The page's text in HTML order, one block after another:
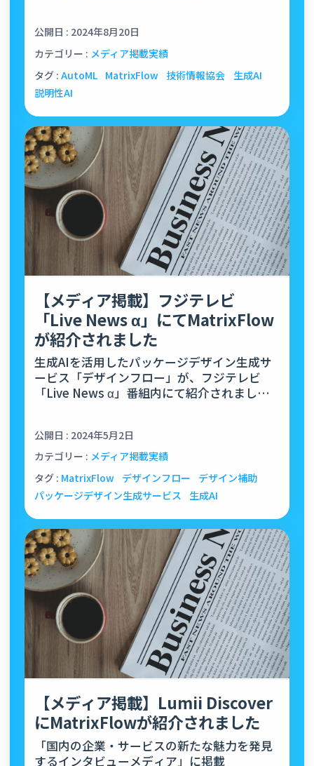
公開日 : 2024年8月20日
カテゴリー : メディア掲載実績
タグ : AutoML MatrixFlow 技術情報協会
生成AI
説明性AI
【メディア掲載】フジテレビ
「Live News α」にてMatrixFlow
が紹介されました
生成AIを活用したパッケージデザイン生成サ
ービス「デザインフロー」が、フジテレビ
「Live News α」番組内にて紹介されまし
公開日 : 2024年5月2日
カテゴリー : メディア掲載実績
タグ : MatrixFlow デザインフロー
デザイン補助
パッケージデザイン生成サービス
生成AI
【メディア掲載】Lumii Discover
にMatrixFlowが紹介されました
「国内の企業・サービスの新たな魅力を発見
するインタビューメディア」に掲載